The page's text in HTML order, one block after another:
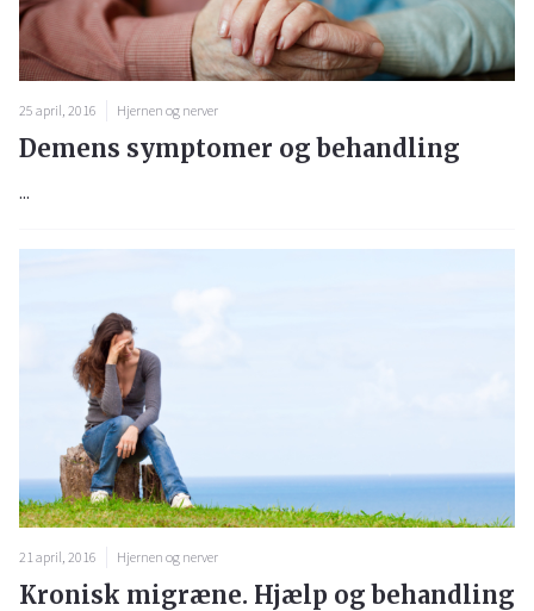
25 april, 2016 Hjernen og nerver
Demens symptomer og behandling
...
21 april, 2016 Hjernen og nerver
Kronisk migræne. Hjælp og behandling